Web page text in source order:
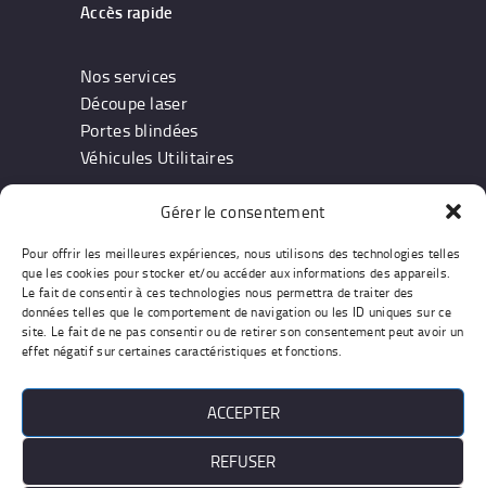
Gérer le consentement
Pour offrir les meilleures expériences, nous utilisons des technologies telles
que les cookies pour stocker et/ou accéder aux informations des appareils.
Le fait de consentir à ces technologies nous permettra de traiter des
données telles que le comportement de navigation ou les ID uniques sur ce
site. Le fait de ne pas consentir ou de retirer son consentement peut avoir un
effet négatif sur certaines caractéristiques et fonctions.
ACCEPTER
REFUSER
Accès rapide
Nos services
Découpe laser
Portes blindées
Véhicules Utilitaires
Information
Notre entreprise
Devis & Contact
Conditions générales
Work : Agiades - Pics :
Freepik.com/Unsplash.com